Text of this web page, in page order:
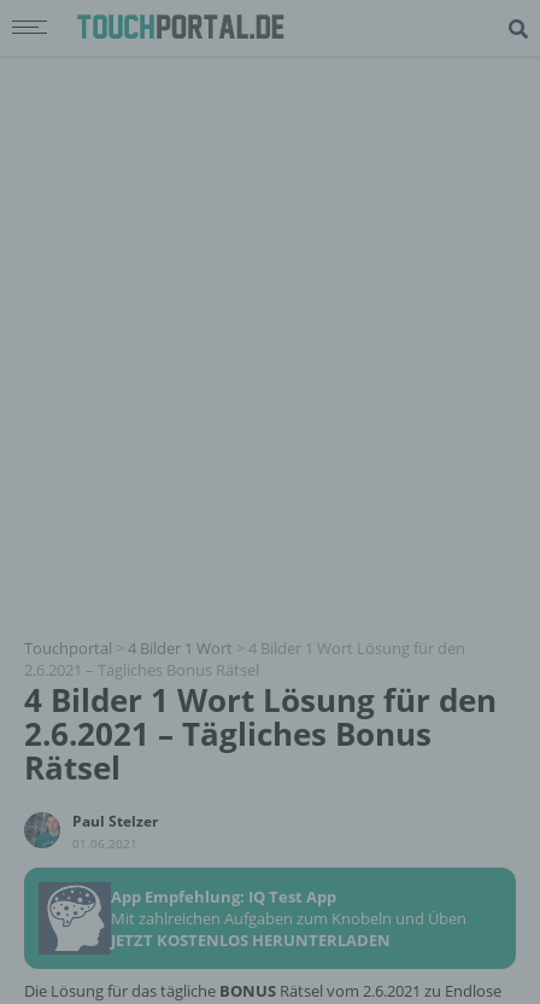
Touchportal > 4 Bilder 1 Wort > 4 Bilder 1 Wort Lösung für den
2.6.2021 – Tägliches Bonus Rätsel
4 Bilder 1 Wort Lösung für den
2.6.2021 – Tägliches Bonus
Rätsel
Paul Stelzer
01.06.2021
App Empfehlung: IQ Test App
Mit zahlreichen Aufgaben zum Knobeln und Üben
JETZT KOSTENLOS HERUNTERLADEN
Die Lösung für das tägliche BONUS Rätsel vom 2.6.2021 zu Endlose